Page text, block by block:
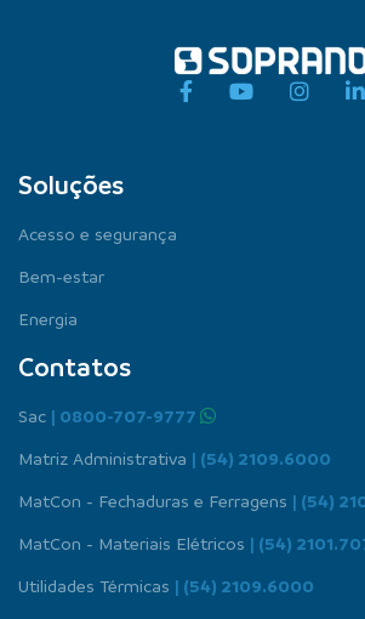
Soluções
Acesso e segurança
Bem-estar
Energia
Contatos
Sac | 0800-707-9777
Matriz Administrativa | (54) 2109.6000
MatCon - Fechaduras e Ferragens | (54)
MatCon - Materiais Elétricos | (54)
Utilidades Térmicas | (54) 2109.6000